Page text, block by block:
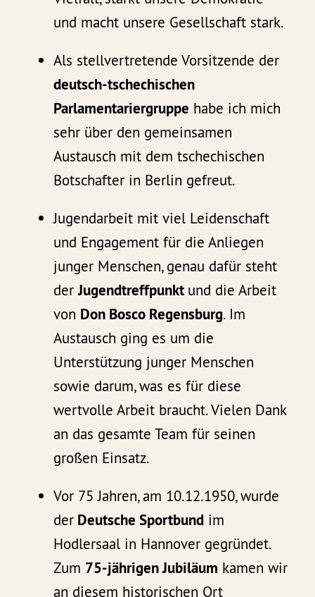
und macht unsere Gesellschaft stark.
Als stellvertretende Vorsitzende der
deutsch-tschechischen
Parlamentariergruppe habe ich mich
sehr über den gemeinsamen
Austausch mit dem tschechischen
Botschafter in Berlin gefreut.
Jugendarbeit mit viel Leidenschaft
und Engagement für die Anliegen
junger Menschen, genau dafür steht
derJugendtreffpunkt und die Arbeit
von Don Bosco Regensburg. Im
Austausch ging es um die
Unterstützung junger Menschen
sowie darum, was es für diese
wertvolle Arbeit braucht. Vielen Dank
an das gesamte Team für seinen
großen Einsatz.
Vor 75 Jahren, am 10.12.1950, wurde
der Deutsche Sportbund im
Hodlersaal in Hannover gegründet.
Zum 75-jährigen Jubiläum kamen wir
an diesem historischen Ort